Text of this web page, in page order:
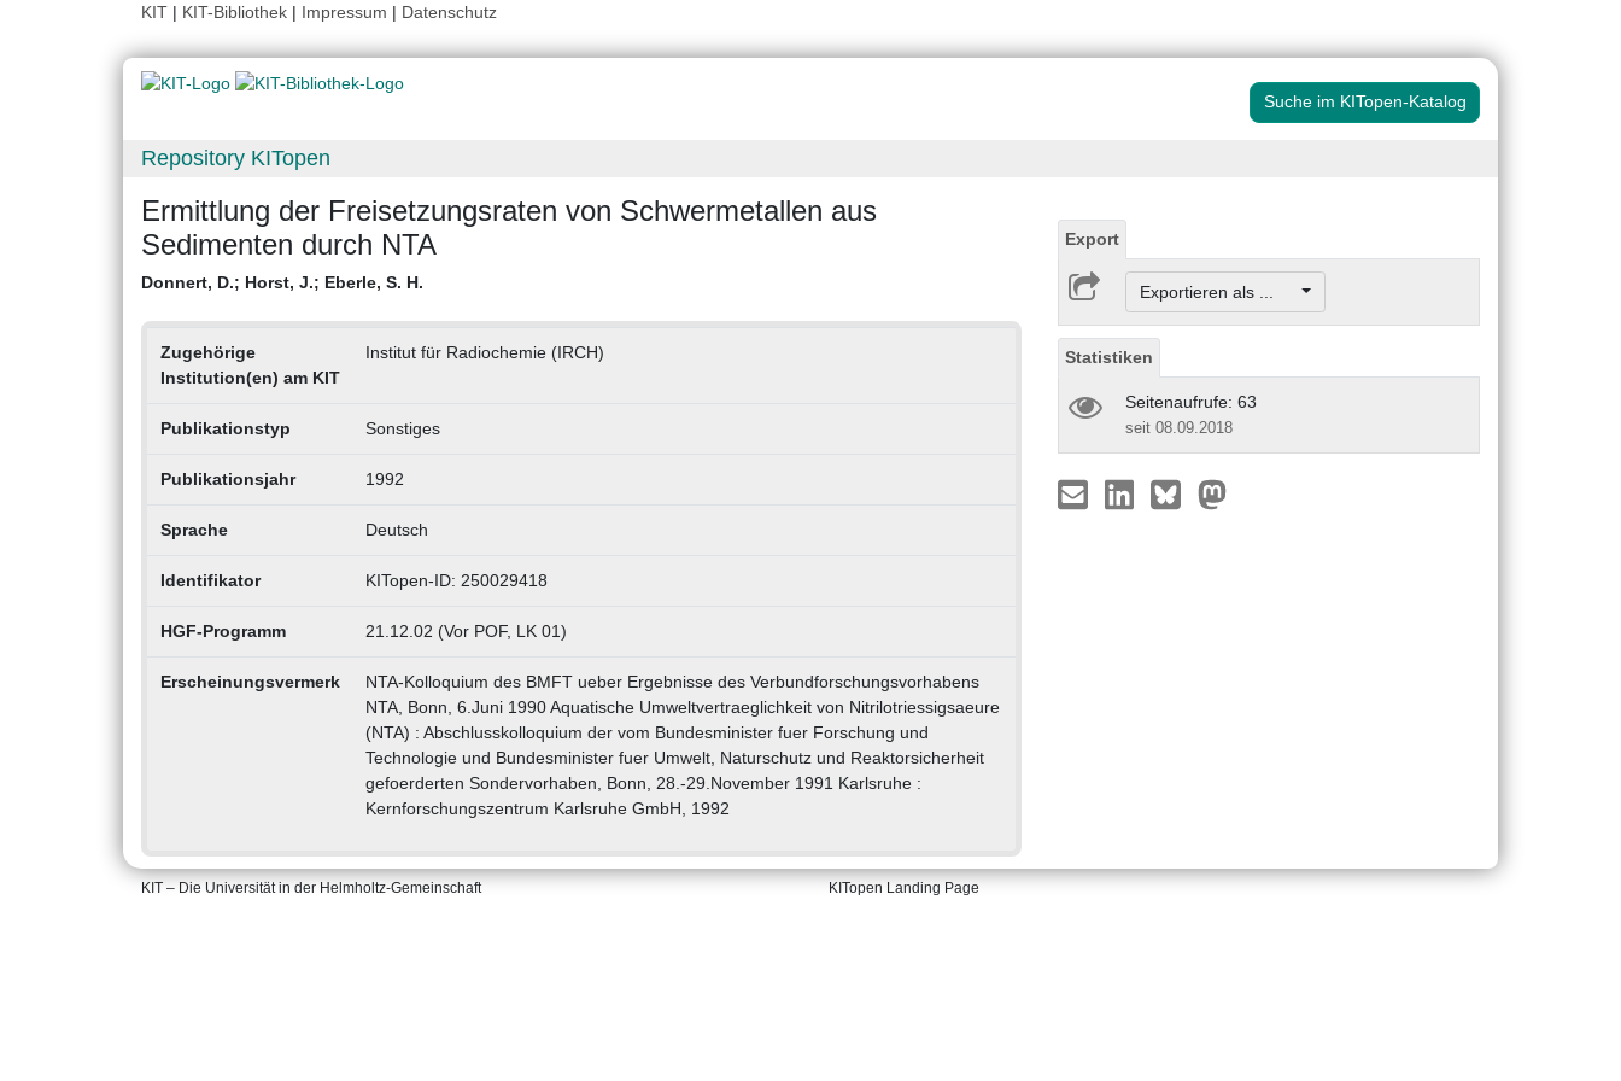
KIT | KIT-Bibliothek | Impressum | Datenschutz
Suche im KITopen-Katalog
Repository KITopen
Ermittlung der Freisetzungsraten von Schwermetallen aus
Sedimenten durch NTA
Donnert, D.; Horst, J.; Eberle, S. H.
Zugehörige
Institution(en) am KIT
Institut für Radiochemie (IRCH)
Publikationstyp Sonstiges
Publikationsjahr 1992
Sprache Deutsch
Identifikator KITopen-ID: 250029418
HGF-Programm 21.12.02 (Vor POF, LK 01)
Erscheinungsvermerk
NTA-Kolloquium des BMFT ueber Ergebnisse des Verbundforschungsvorhabens
NTA, Bonn, 6.Juni 1990 Aquatische Umweltvertraeglichkeit von Nitrilotriessigsaeure
(NTA) : Abschlusskolloquium der vom Bundesminister fuer Forschung und
Technologie und Bundesminister fuer Umwelt, Naturschutz und Reaktorsicherheit
gefoerderten Sondervorhaben, Bonn, 28.-29.November 1991 Karlsruhe :
Kernforschungszentrum Karlsruhe GmbH, 1992
Export
Exportieren als ...
Statistiken
Seitenaufrufe: 63
seit 08.09.2018
KIT – Die Universität in der Helmholtz-Gemeinschaft KITopen Landing Page